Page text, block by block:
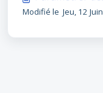
Modifié le Jeu, 12